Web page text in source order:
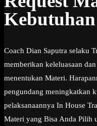
Coach Dian Saputra selaku
memberikan keleluasaan
menentukan Materi.
pengundang meningkatkan
pelaksanaannya In House
Materi yang Bisa Anda Pilih